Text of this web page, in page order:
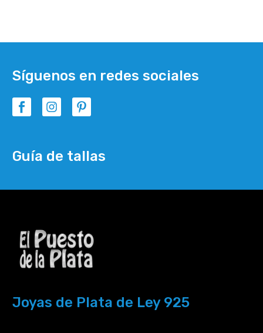
Síguenos en redes sociales
Guía de tallas
Joyas de Plata de Ley 925